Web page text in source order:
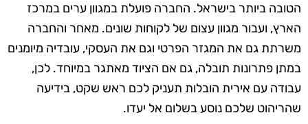
הטובה ביותר בישראל. החברה פועלת במגוון ערים במרכז
הארץ, ועבור מגוון עצום של לקוחות שונים. מאחר והחברה
משרתת גם את המגזר הפרטי וגם את העסקי, עובדיה מיומנים
במתן פתרונות תובלה, גם אם הציוד מאתגר במיוחד. לכן,
עבודה עם אירית הובלות תעניק לכם ראש שקט, בידיעה
שהריהוט שלכם נוסע בשלום אל יעדו.